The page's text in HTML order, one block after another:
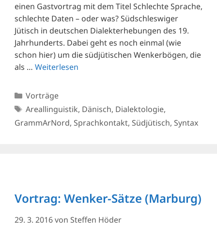
einen Gastvortrag mit dem Titel Schlechte Sprache,
schlechte Daten – oder was? Südschleswiger
Jütisch in deutschen Dialekterhebungen des 19.
Jahrhunderts. Dabei geht es noch einmal (wie
schon hier) um die südjütischen Wenkerbögen, die
als … Weiterlesen
Kategorien
Vorträge
Schlagwörter
Areallinguistik, Dänisch, Dialektologie,
GrammArNord, Sprachkontakt, Südjütisch, Syntax
Vortrag: Wenker-Sätze (Marburg)
29. 3. 2016von Steffen Höder